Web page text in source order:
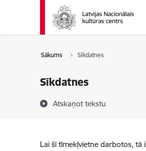
Pāriet uz lapas saturu
Sākums Sīkdatnes
Sīkdatnes
Atskaņot tekstu
Lai šī tīmekļvietne darbotos, tā